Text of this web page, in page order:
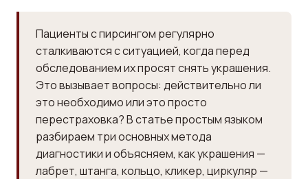
Пациенты с пирсингом регулярно
сталкиваются с ситуацией, когда перед
обследованием их просят снять украшения.
Это вызывает вопросы: действительно ли
это необходимо или это просто
перестраховка? В статье простым языком
разбираем три основных метода
диагностики и объясняем, как украшения —
лабрет, штанга, кольцо, кликер, циркуляр —